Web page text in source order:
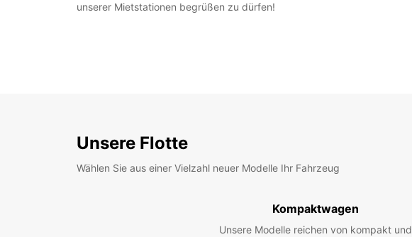
unserer Mietstationen begrüßen zu dürfen!
Unsere Flotte
Wählen Sie aus einer Vielzahl neuer Modelle Ihr Fahrzeug
Kompaktwagen
Unsere Modelle reichen von kompakt und